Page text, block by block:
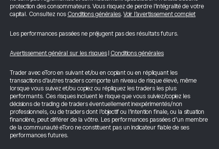
protection des consommateurs. Vous risquez de perdre l’intégralité de votre
capital. Consultez nos Conditions générales.Voir l’avertissement complet
Les performances passées ne préjugent pas des résultats futurs.
Avertissement général sur les risques Conditions générales
Trader avec eToro en suivant et/ou en copiant ou en répliquant les
transactions d’autres traders comporte un niveau de risque élevé, même
lorsque vous suivez et/ou copiez ou répliquez les traders les plus
performants. Ces risques incluent le risque que vous suiviez/copiez les
décisions de trading de traders éventuellement inexpérimentés/non
professionnels, ou de traders dont l’objectif ou l’intention finale, ou la situation
financière, peut différer de la vôtre. Les performances passées d’un membre
de la communauté eToro ne constituent pas un indicateur fiable de ses
performances futures.